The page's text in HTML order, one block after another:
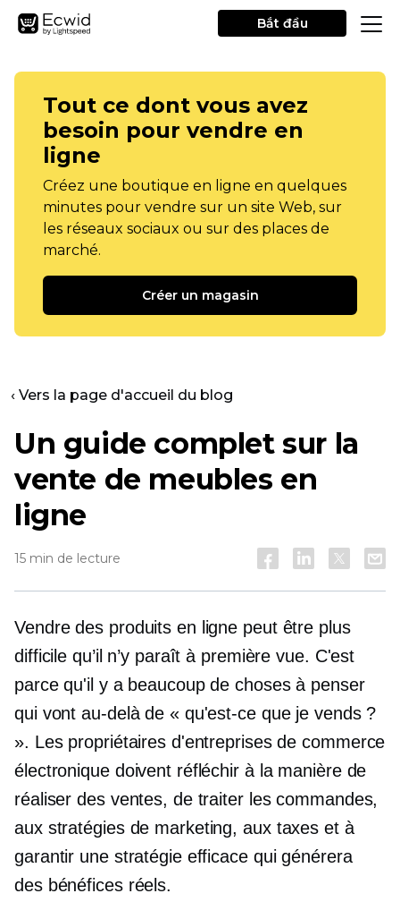
Bắt đầu
Tout ce dont vous avez
besoin pour vendre en
ligne
Créez une boutique en ligne en quelques
minutes pour vendre sur un site Web, sur
les réseaux sociaux ou sur des places de
marché.
Créer un magasin
‹ Vers la page d'accueil du blog
Un guide complet sur la
vente de meubles en
ligne
15 min de lecture
Vendre des produits en ligne peut être plus
difficile qu’il n’y paraît à première vue. C'est
parce qu'il y a beaucoup de choses à penser
qui vont au-delà de « qu'est-ce que je vends ?
». Les propriétaires d'entreprises de commerce
électronique doivent réfléchir à la manière de
réaliser des ventes, de traiter les commandes,
aux stratégies de marketing, aux taxes et à
garantir une stratégie efficace qui générera
des bénéfices réels.